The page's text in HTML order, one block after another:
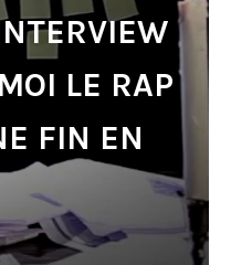
LE RAP
FIN EN